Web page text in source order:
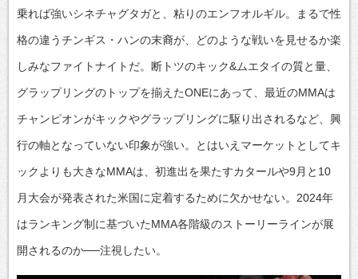
乗れば強いシネチャグタガと、粘りのエンフオルギル。まるで性
格の違うチンギス・ハンの末裔が、どのような戦いを見せるか楽
しみなファイトナイトだ。断トツのキック&ムエタイの質と量、
グラップリングのトップを揃えたONEにあって、最近のMMAは
チャンピオンがキックやグラップリングに駆り出されるなど、興
行の軸となっていない印象が強い。とはいえマーケットとしてキ
ックよりも大きなMMAは、初進出を果たすカタールや9月と10
月大会が発表された米国に定着するために欠かせない。2024年
はランキング制に基づいたMMA各階級のストーリーラインが展
開されるのか──注視したい。